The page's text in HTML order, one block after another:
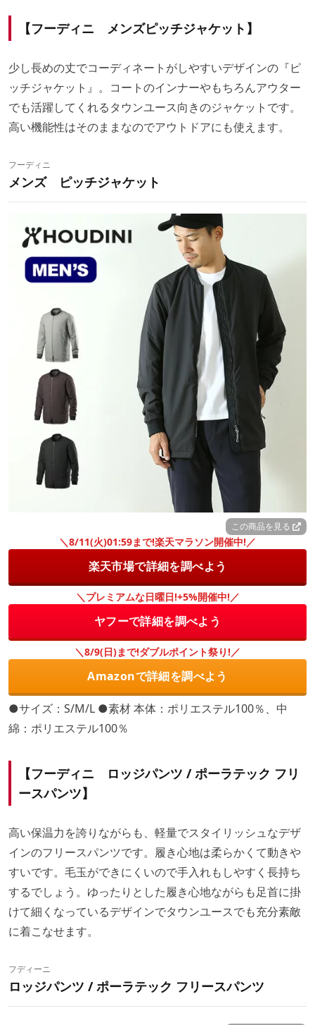
【フーディニ メンズピッチジャケット】
少し長めの丈でコーディネートがしやすいデザインの『ピ
ッチジャケット』。コートのインナーやもちろんアウター
でも活躍してくれるタウンユース向きのジャケットです。
高い機能性はそのままなのでアウトドアにも使えます。
フーディニ
メンズ ピッチジャケット
この商品を見る
＼8/11(火)01:59まで!楽天マラソン開催中!／
楽天市場で詳細を調べよう
＼プレミアムな日曜日!+5%開催中!／
ヤフーで詳細を調べよう
＼8/9(日)まで!ダブルポイント祭り!／
Amazonで詳細を調べよう
●サイズ：S/M/L ●素材 本体：ポリエステル100％、中
綿：ポリエステル100％
【フーディニ ロッジパンツ / ポーラテック フリ
ースパンツ】
高い保温力を誇りながらも、軽量でスタイリッシュなデザ
インのフリースパンツです。履き心地は柔らかくて動きや
すいです。毛玉ができにくいので手入れもしやすく長持ち
するでしょう。ゆったりとした履き心地ながらも足首に掛
けて細くなっているデザインでタウンユースでも充分素敵
に着こなせます。
フディーニ
ロッジパンツ / ポーラテック フリースパンツ